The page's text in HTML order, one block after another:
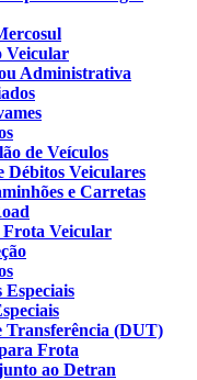
Veicular
Administrativa
de Veículos
Débitos Veiculares
e Carretas
Frota Veicular
Especiais
Transferência (DUT)
Frota
ao Detran